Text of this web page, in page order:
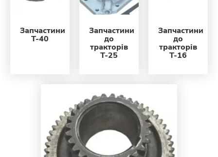
Запчастини
Т-40
Запчастини
до
тракторів
Т-25
Запчастини
до
тракторів
Т-16